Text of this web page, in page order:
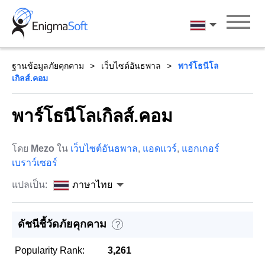
Skip
content
ภาษาไทย
ฐานข้อมูลภัยคุกคาม เว็บไซต์อันธพาล
พาร์โธนีโล
เกิลส์.คอม
พาร์โธนีโลเกิลส์.คอม
โดย Mezo ใน เว็บไซต์อันธพาล, แอดแวร์, แฮกเกอร์
เบราว์เซอร์
แปลเป็น: ภาษาไทย
ดัชนีชี้วัดภัยคุกคาม ?
Popularity Rank:
3,261